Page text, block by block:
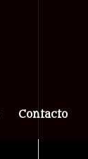
Contacto